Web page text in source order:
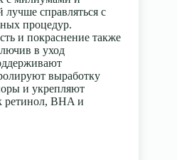
лучше справляться с
процедур.
и покраснение также
в уход
выработку
и укрепляют
ретинол, BHA и